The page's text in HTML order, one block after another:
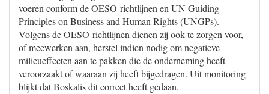
voeren conform de OESO-richtlijnen en UN Guiding
Principles on Business and Human Rights (UNGPs).
Volgens de OESO-richtlijnen dienen zij ook te zorgen voor,
of meewerken aan, herstel indien nodig om negatieve
milieueffecten aan te pakken die de onderneming heeft
veroorzaakt of waaraan zij heeft bijgedragen. Uit monitoring
blijkt dat Boskalis dit correct heeft gedaan.